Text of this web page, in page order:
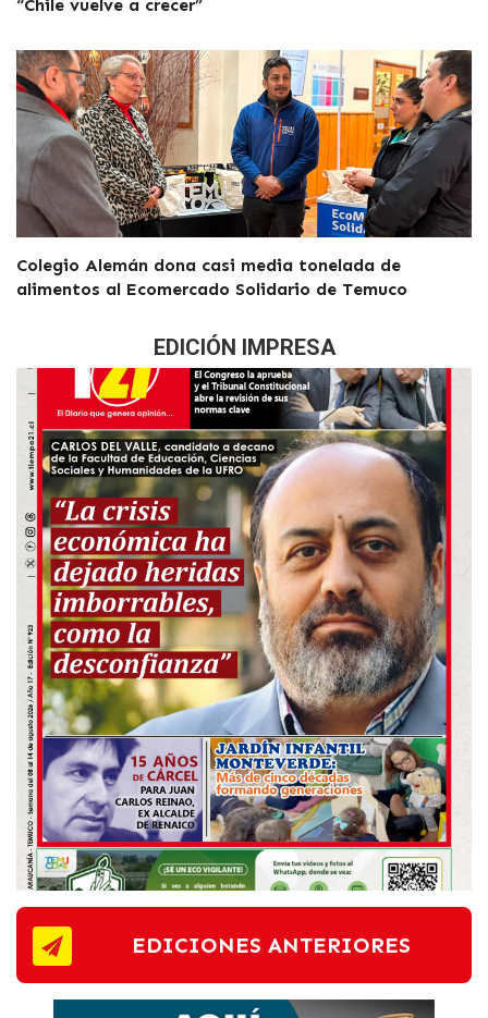
“Chile vuelve a crecer”
Colegio Alemán dona casi media tonelada de
alimentos al Ecomercado Solidario de Temuco
EDICIÓN IMPRESA
EDICIONES ANTERIORES